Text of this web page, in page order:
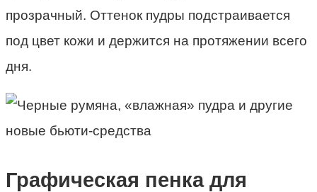
прозрачный. Оттенок пудры подстраивается
под цвет кожи и держится на протяжении всего
дня.
Графическая пенка для